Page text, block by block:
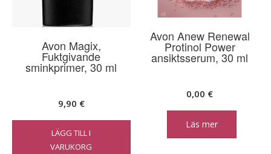
Avon Magix,
Fuktgivande
sminkprimer, 30 ml
9,90 €
LÄGG TILL I
VARUKORG
Avon Anew Renewal
Protinol Power
ansiktsserum, 30 ml
0,00 €
Läs mer